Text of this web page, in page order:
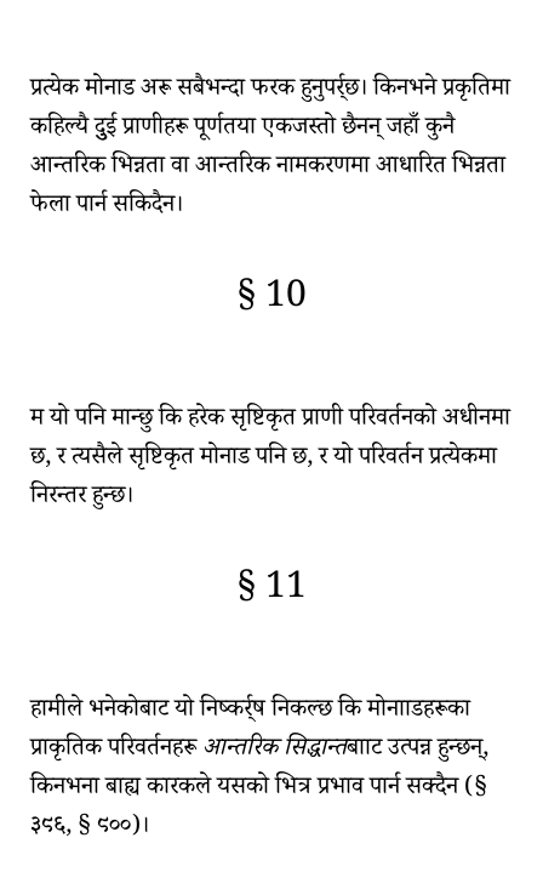
प्रत्येकमोनाडअरू सबैभन्दा फरक हुनुपर्र्छ। किनभने प्रकृतिमा
कहिल्यै दुुई प्राणीहरू पूर्णतया एकजस्तो छैनन् जहाँ कुनै
आन्तरिक भिन्नता वा आन्तरिक नामकरणमा आधारित भिन्नता
फेला पार्न सकिदैन।
§ 10
म यो पनि मान्छु कि हरेकसृष्टिकृत प्राणीपरिवर्तनको अधीनमा
छ, र त्यसैलेसृष्टिकृत मोनाडपनि छ, र यो परिवर्तन प्रत्येकमा
निरन्तर हुन्छ।
§ 11
हामीले भनेकोबाट यो निष्कर्र्ष निकल्छ किमोनााडहरूका
प्राकृतिक परिवर्तनहरू आन्तरिक सिद्धान्तबााट उत्पन्न हुन्छन्,
किनभना बाह्य कारकले यसको भित्र प्रभाव पार्न सक्दैन (§
३९६, § ९००)।